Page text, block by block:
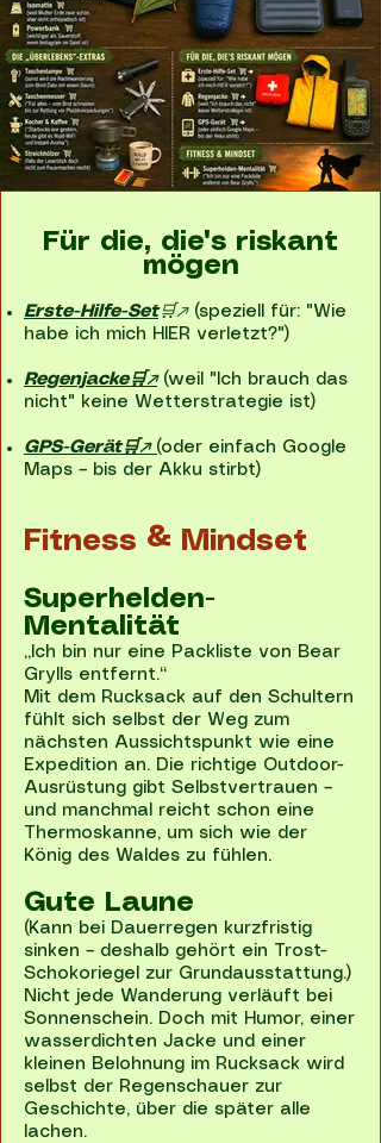
Für die, die's riskant
mögen
Erste-Hilfe-Set🛒↗ (speziell für: "Wie
habe ich mich HIER verletzt?")
Regenjacke🛒↗ (weil "Ich brauch das
nicht" keine Wetterstrategie ist)
GPS-Gerät🛒↗ (oder einfach Google
Maps – bis der Akku stirbt)
Fitness & Mindset
Superhelden-
Mentalität
„Ich bin nur eine Packliste von Bear
Grylls entfernt.“
Mit dem Rucksack auf den Schultern
fühlt sich selbst der Weg zum
nächsten Aussichtspunkt wie eine
Expedition an. Die richtige Outdoor-
Ausrüstung gibt Selbstvertrauen –
und manchmal reicht schon eine
Thermoskanne, um sich wie der
König des Waldes zu fühlen.
Gute Laune
(Kann bei Dauerregen kurzfristig
sinken – deshalb gehört ein Trost-
Schokoriegel zur Grundausstattung.)
Nicht jede Wanderung verläuft bei
Sonnenschein. Doch mit Humor, einer
wasserdichten Jacke und einer
kleinen Belohnung im Rucksack wird
selbst der Regenschauer zur
Geschichte, über die später alle
lachen.